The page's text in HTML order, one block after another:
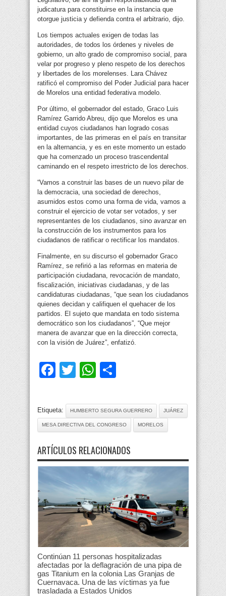
judicatura para constituirse en la instancia que
otorgue justicia y defienda contra el arbitrario, dijo.
Los tiempos actuales exigen de todas las
autoridades, de todos los órdenes y niveles de
gobierno, un alto grado de compromiso social, para
velar por progreso y pleno respeto de los derechos
y libertades de los morelenses. Lara Chávez
ratificó el compromiso del Poder Judicial para hacer
de Morelos una entidad federativa modelo.
Por último, el gobernador del estado, Graco Luis
Ramírez Garrido Abreu, dijo que Morelos es una
entidad cuyos ciudadanos han logrado cosas
importantes, de las primeras en el país en transitar
en la alternancia, y es en este momento un estado
que ha comenzado un proceso trascendental
caminando en el respeto irrestricto de los derechos.
“Vamos a construir las bases de un nuevo pilar de
la democracia, una sociedad de derechos,
asumidos estos como una forma de vida, vamos a
construir el ejercicio de votar ser votados, y ser
representantes de los ciudadanos, sino avanzar en
la construcción de los instrumentos para los
ciudadanos de ratificar o rectificar los mandatos.
Finalmente, en su discurso el gobernador Graco
Ramírez, se refirió a las reformas en materia de
participación ciudadana, revocación de mandato,
fiscalización, iniciativas ciudadanas, y de las
candidaturas ciudadanas, “que sean los ciudadanos
quienes decidan y califiquen el quehacer de los
partidos. El sujeto que mandata en todo sistema
democrático son los ciudadanos”, “Que mejor
manera de avanzar que en la dirección correcta,
con la visión de Juárez”, enfatizó.
Facebook
TwitterWhatsApp
Etiqueta: HUMBERTO SEGURA GUERRERO JUÁREZ
MESA DIRECTIVA DEL CONGRESO MORELOS
ARTÍCULOS RELACIONADOS
Continúan 11 personas hospitalizadas
afectadas por la deflagración de una pipa de
gas Titanium en la colonia Las Granjas de
Cuernavaca. Una de las víctimas ya fue
trasladada a Estados Unidos